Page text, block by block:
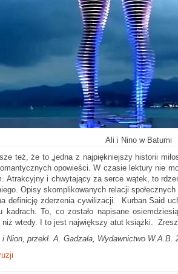
Ali i Nino w Batumi
też, że to „jedna z najpiękniejszy historii
opowieści. W czasie lektury nie
Atrakcyjny i chwytający za serce wątek, to
Opisy skomplikowanych relacji
definicję zderzenia cywilizacji. Kurban Said
kadrach. To, co zostało napisane
niż wtedy. I to jest największy atut książki.
Nion, przekł. A. Gadzała, Wydawnictwo W.A.B.